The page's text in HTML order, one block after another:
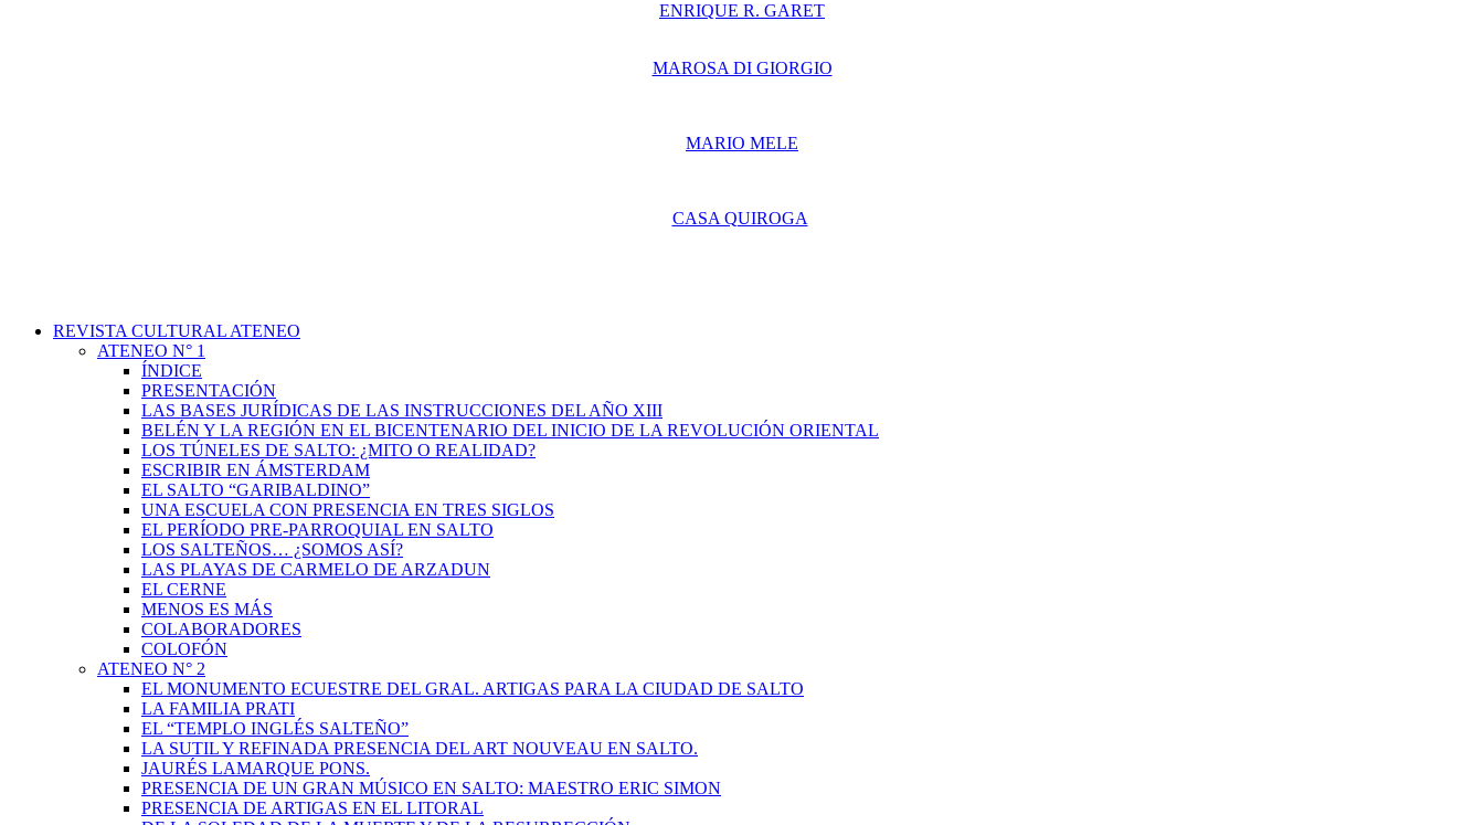
ENRIQUE R. GARET
MAROSA DI GIORGIO
MARIO MELE
CASA QUIROGA
REVISTA CULTURAL ATENEO
ATENEO N° 1
ÍNDICE
PRESENTACIÓN
LAS BASES JURÍDICAS DE LAS INSTRUCCIONES DEL AÑO XIII
BELÉN Y LA REGIÓN EN EL BICENTENARIO DEL INICIO DE LA REVOLUCIÓN ORIENTAL
LOS TÚNELES DE SALTO: ¿MITO O REALIDAD?
ESCRIBIR EN ÁMSTERDAM
EL SALTO “GARIBALDINO”
UNA ESCUELA CON PRESENCIA EN TRES SIGLOS
EL PERÍODO PRE-PARROQUIAL EN SALTO
LOS SALTEÑOS… ¿SOMOS ASÍ?
LAS PLAYAS DE CARMELO DE ARZADUN
EL CERNE
MENOS ES MÁS
COLABORADORES
COLOFÓN
ATENEO N° 2
EL MONUMENTO ECUESTRE DEL GRAL. ARTIGAS PARA LA CIUDAD DE SALTO
LA FAMILIA PRATI
EL “TEMPLO INGLÉS SALTEÑO”
LA SUTIL Y REFINADA PRESENCIA DEL ART NOUVEAU EN SALTO.
JAURÉS LAMARQUE PONS.
PRESENCIA DE UN GRAN MÚSICO EN SALTO: MAESTRO ERIC SIMON
PRESENCIA DE ARTIGAS EN EL LITORAL